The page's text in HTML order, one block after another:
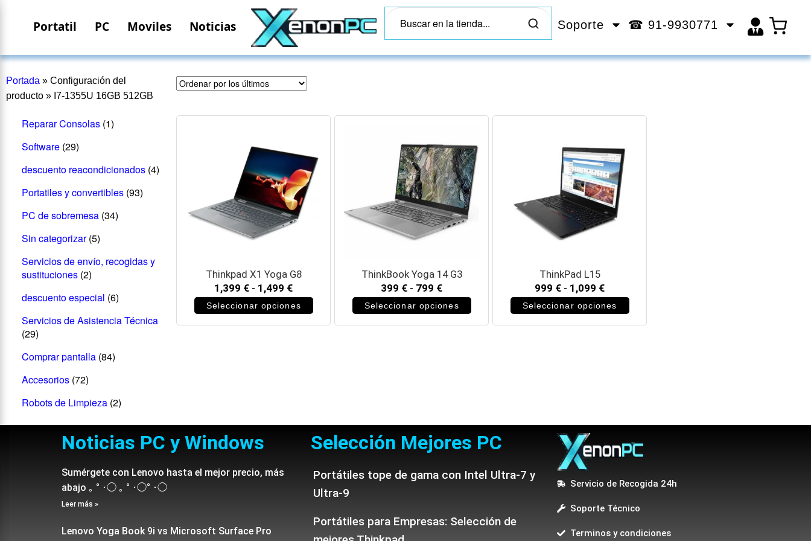
Portatil PC Moviles Noticias Soporte ☎ 91-9930771
Portada » Configuración del
producto » I7-1355U 16GB 512GB
Reparar Consolas (1)
Software (29)
descuento reacondicionados (4)
Portatiles y convertibles (93)
PC de sobremesa (34)
Sin categorizar (5)
Servicios de envío, recogidas y
sustituciones (2)
descuento especial (6)
Servicios de Asistencia Técnica
(29)
Comprar pantalla (84)
Accesorios (72)
Robots de Limpieza (2)
Thinkpad X1 Yoga G8
1,399 € - 1,499 €
Seleccionar opciones
ThinkBook Yoga 14 G3
399 € - 799 €
Seleccionar opciones
ThinkPad L15
999 € - 1,099 €
Seleccionar opciones
Noticias PC y Windows
Sumérgete con Lenovo hasta el mejor precio, más
abajo ｡ ° ･◯ ｡ ° ･◯° ･◯
Leer más »
Lenovo Yoga Book 9i vs Microsoft Surface Pro
Selección Mejores PC
Portátiles tope de gama con Intel Ultra-7 y
Ultra-9
Portátiles para Empresas: Selección de
Servicio de Recogida 24h
Soporte Técnico
Terminos y condiciones